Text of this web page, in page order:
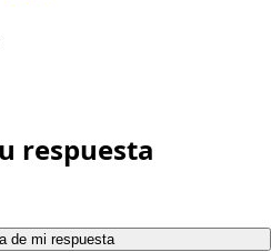
respuesta
de mi respuesta